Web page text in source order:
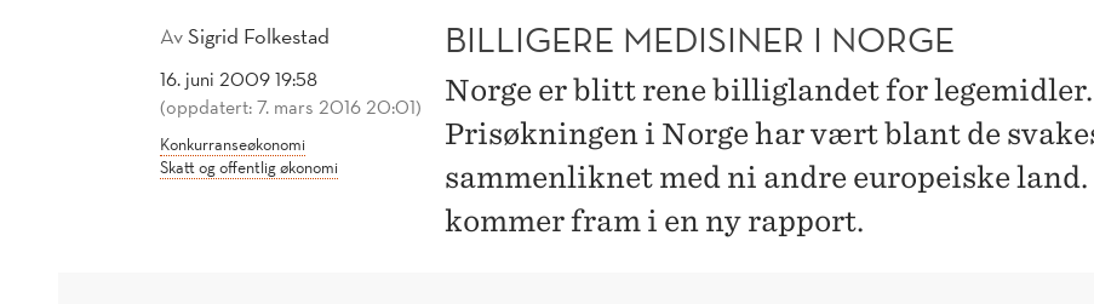
AvSigrid Folkestad
16. juni 2009 19:58
(oppdatert: 7. mars 2016 20:01)
Konkurranseøkonomi
Skatt og offentlig økonomi
BILLIGERE MEDISINER I NORGE
Norge er blitt rene billiglandet for legemidler.
Prisøkningen i Norge har vært blant de
sammenliknet med ni andre europeiske
kommer fram i en ny rapport.